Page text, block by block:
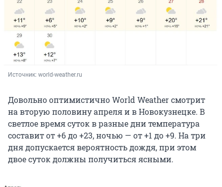
Источник: world-weather.ru
Довольно оптимистично World Weather смотрит
на вторую половину апреля и в Новокузнецке. В
светлое время суток в разные дни температура
составит от +6 до +23, ночью — от +1 до +9. На три
дня допускается вероятность дождя, при этом
двое суток должны получиться ясными.